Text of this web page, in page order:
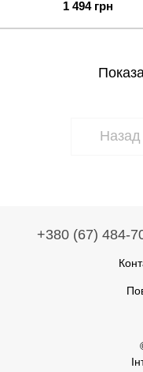
1 494 грн
Назад
+380 (67) 484-